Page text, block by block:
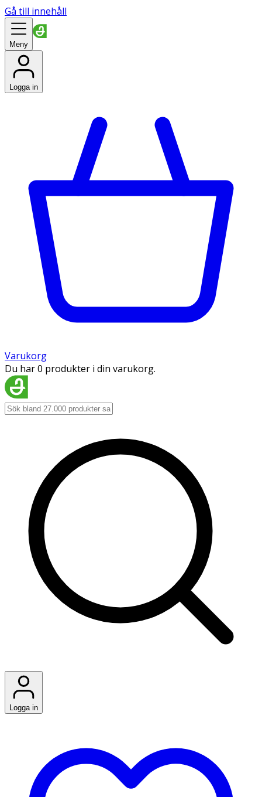
Gå till innehåll
Meny
Logga in
Varukorg
Du har 0 produkter i din varukorg.
Logga in